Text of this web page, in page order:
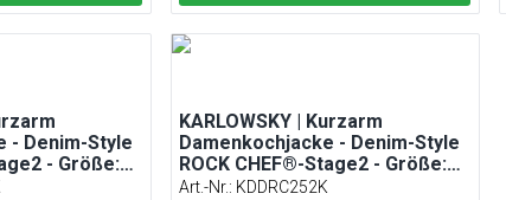
- Denim-Style
- Größe:
KARLOWSKY | Kurzarm
Damenkochjacke - Denim-Style
ROCK CHEF®-Stage2 - Größe:
52
Art.-Nr.: KDDRC252K